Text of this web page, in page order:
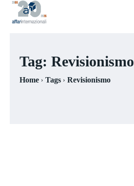
Tag: Revisionismo
Home Tags Revisionismo